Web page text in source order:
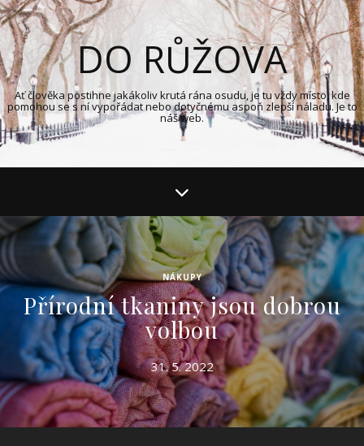
DO RŮŽOVA
Ať člověka postihne jakákoliv krutá rána osudu, je tu vždy místo, kde
pomohou se s ní vypořádat nebo dotyčnému aspoň zlepší náladu. Je to
náš web.
NÁKUPY
Přírodní tkaniny jsou dobrou
volbou
31. 5. 2022